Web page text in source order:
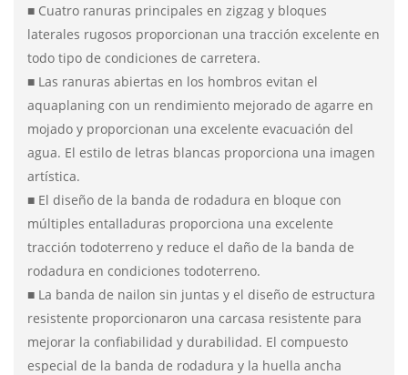
■ Cuatro ranuras principales en zigzag y bloques
laterales rugosos proporcionan una tracción excelente en
todo tipo de condiciones de carretera.
■ Las ranuras abiertas en los hombros evitan el
aquaplaning con un rendimiento mejorado de agarre en
mojado y proporcionan una excelente evacuación del
agua. El estilo de letras blancas proporciona una imagen
artística.
■ El diseño de la banda de rodadura en bloque con
múltiples entalladuras proporciona una excelente
tracción todoterreno y reduce el daño de la banda de
rodadura en condiciones todoterreno.
■ La banda de nailon sin juntas y el diseño de estructura
resistente proporcionaron una carcasa resistente para
mejorar la confiabilidad y durabilidad. El compuesto
especial de la banda de rodadura y la huella ancha